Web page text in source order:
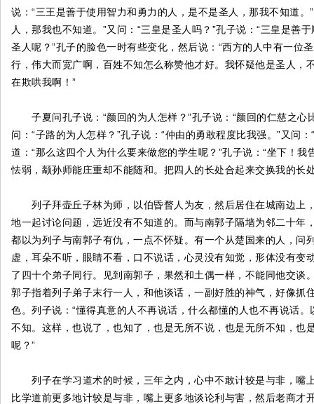
说：“三王是善于使用智力和勇力的人，是不是圣人，那我不知道
人，那我也不知道。”又问：“三皇是圣人吗？”孔子说：“三皇是善
圣人呢？”孔子的脸色一时有些变化，然后说：“西方的人中有一
行，伟大而宽广啊，百姓不知怎么称赞他才好。我怀疑他是圣人，
在欺哄我啊！”
子夏问孔子说：“颜回的为人怎样？”孔子说：“颜回的仁慈之心
问：“子路的为人怎样？”孔子说：“仲由的勇敢程度比我强。”又问
道：“那么这四个人为什么要来做您的学生呢？”孔子说：“坐下！
怯弱，颛孙师能庄重却不能随和。把四人的长处合起来交换我的长
列子拜壶丘子林为师，以伯昏瞀人为友，然后居住在城南边上
地一起讨论问题，远近没有不知道的。而与南郭子隔墙为邻二十
都以为列子与南郭子有仇，一点不怀疑。有一个从楚国来的人，问
虚，耳朵不听，眼睛不看，口不说话，心灵没有知觉，形体没有
了四十个弟子同行。见到南郭子，果然和土偶一样，不能同他交
郭子指着列子弟子末行一人，和他谈话，一副好胜的神气，好像
色。列子说：“懂得真意的人不再说话，什么都懂的人也不再说话
不知。这样，也说了，也知了，也是无所不说，也是无所不知，
呢？”
列子在学习道术的时候，三年之内，心中不敢计较是与非，嘴
比学道前更多地计较是与非，嘴上更多地谈论利与害，然后老商